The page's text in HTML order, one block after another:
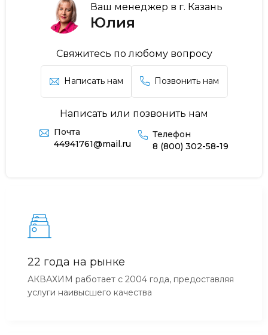
Ваш менеджер в г. Казань
Юлия
Свяжитесь по любому вопросу
Написать нам Позвонить нам
Написать или позвонить нам
Почта
44941761@mail.ru
Телефон
8 (800) 302-58-19
22 года на рынке
АКВАХИМ работает с 2004 года, предоставляя
услуги наивысшего качества